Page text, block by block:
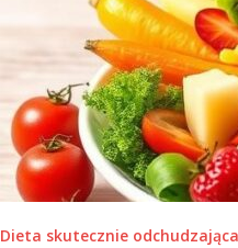
Dieta skutecznie odchudzająca